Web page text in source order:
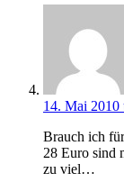
14. Mai 2010
Brauch ich
28 Euro sind
zu viel…